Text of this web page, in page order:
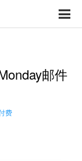
邮件
费